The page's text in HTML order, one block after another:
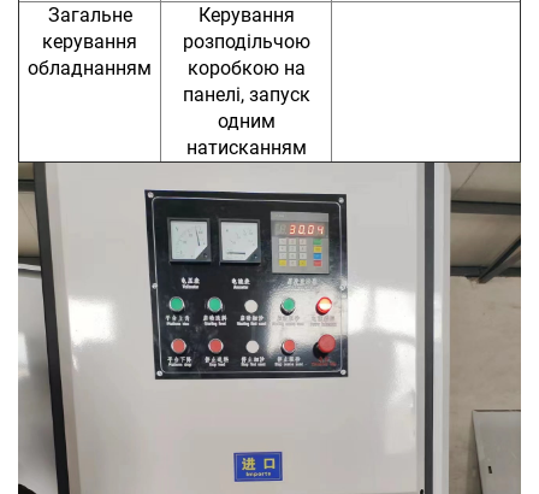
Загальне
керування
обладнанням
Керування
розподільчою
коробкою на
панелі, запуск
одним
натисканням